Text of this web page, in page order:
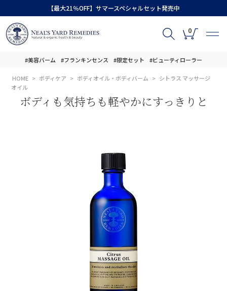
【最大21％OFF】サマースペシャルセット発売中
0
#美容バーム #フランキンセンス #限定セット #ビューティローラー
HOME ボディケア ボディオイル・ボディバーム
シトラス マッサージ
オイル
ボディも気持ちも軽やかにすっきりと